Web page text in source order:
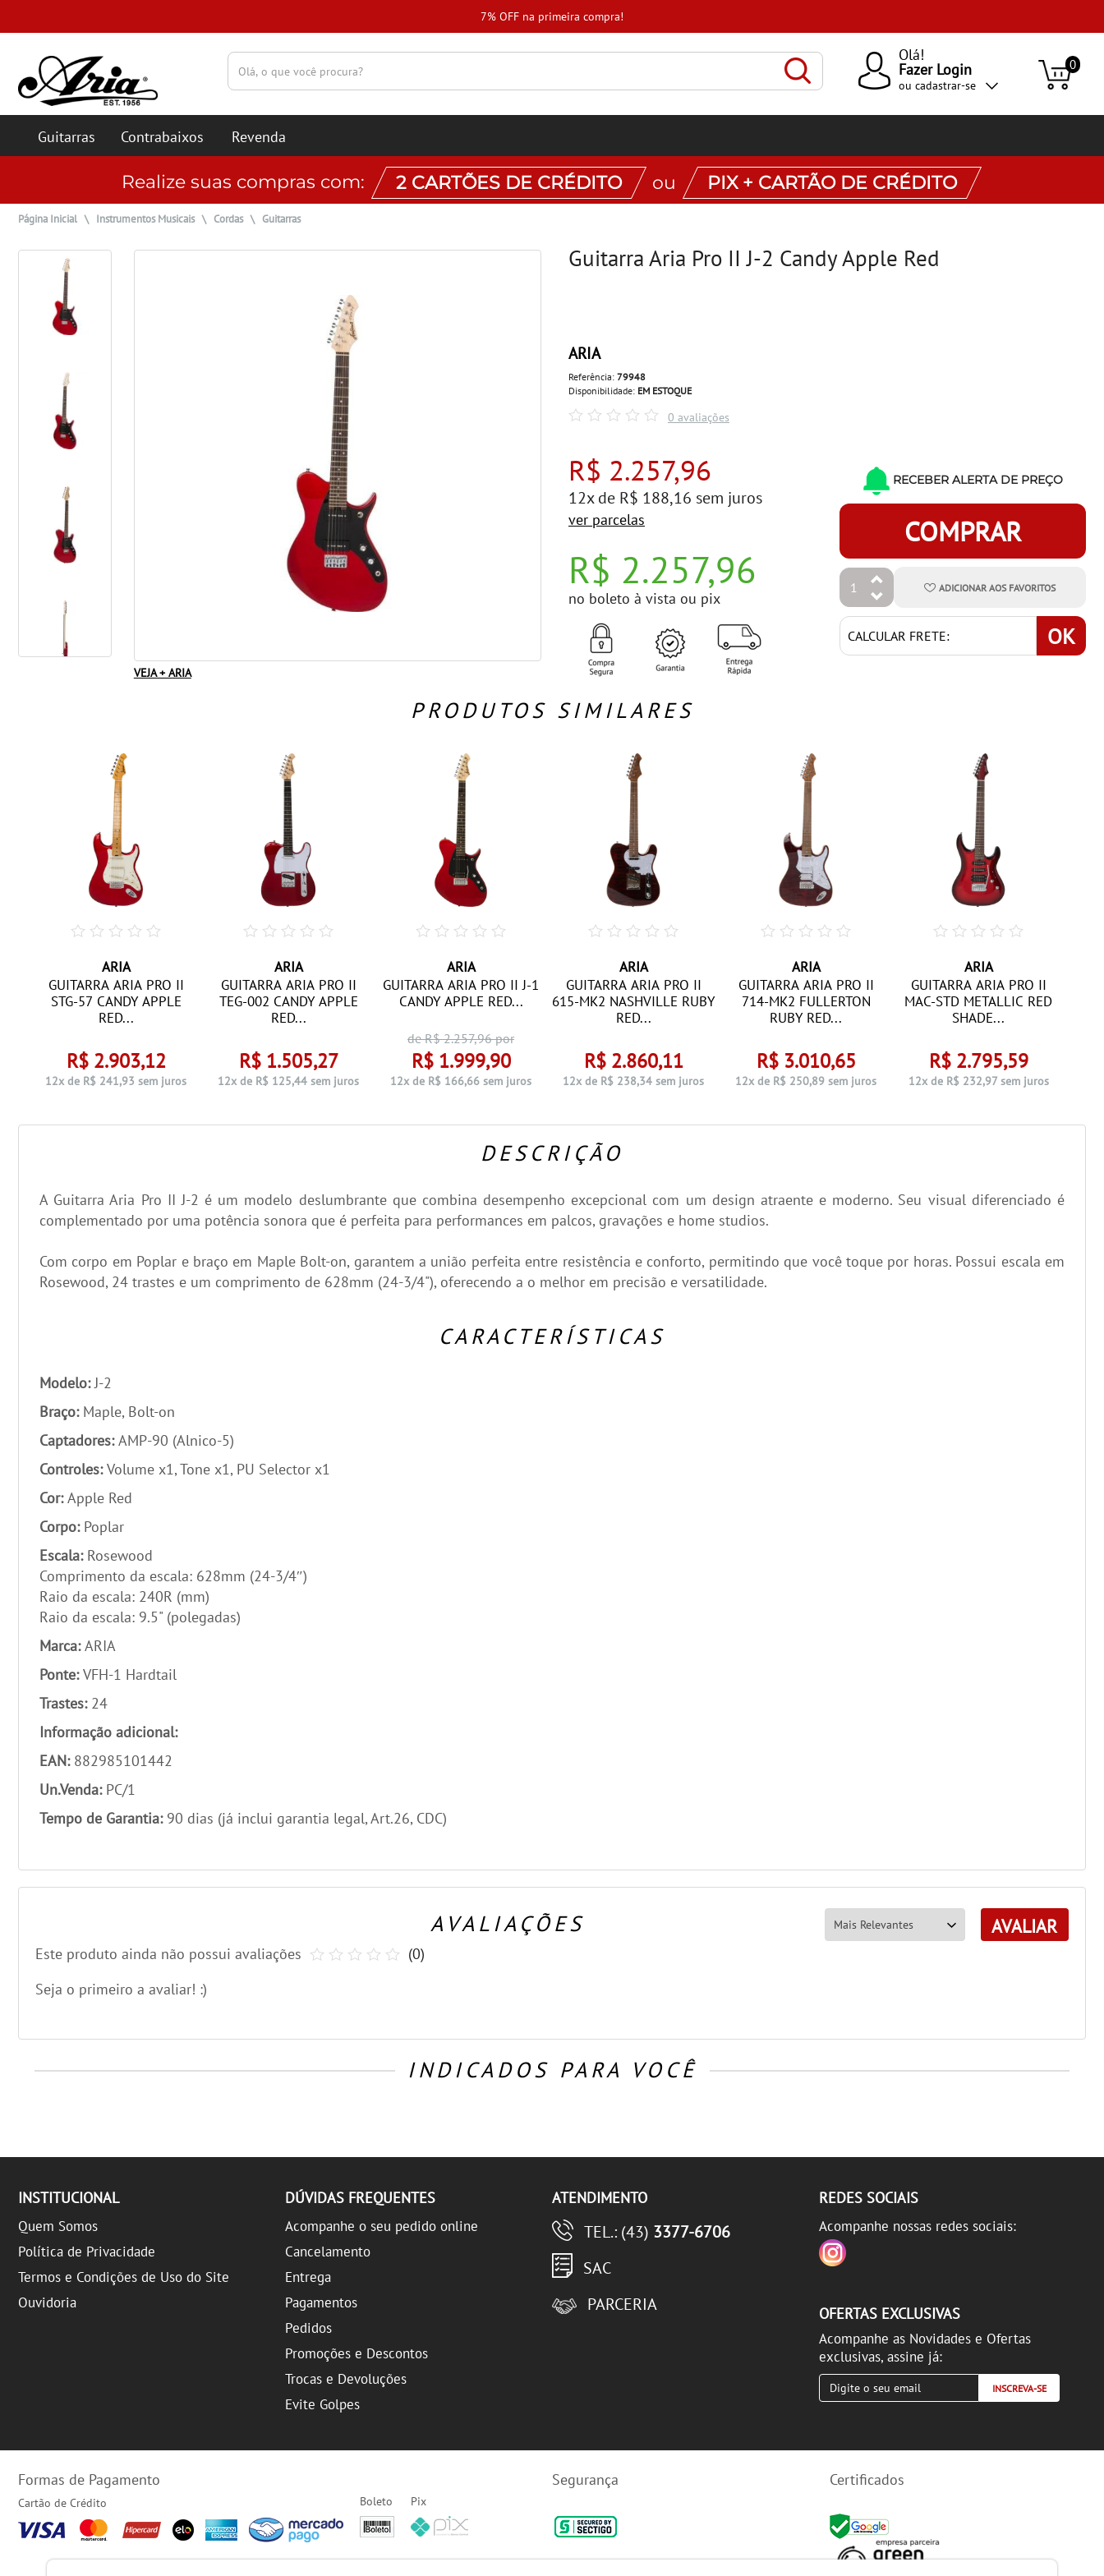
7% OFF na primeira compra!
Olá!
Fazer Login
ou cadastrar-se
0
Guitarras Contrabaixos Revenda
Realize suas compras com: 2 CARTÕES DE CRÉDITO ou PIX + CARTÃO DE CRÉDITO
Página Inicial \ Instrumentos Musicais\ Cordas\ Guitarras
VEJA + ARIA
Guitarra Aria Pro II J-2 Candy Apple Red
ARIA
Referência: 79948
Disponibilidade: EM ESTOQUE
0 avaliações
R$ 2.257,96
12x de R$ 188,16 sem juros
ver parcelas
R$ 2.257,96
no boleto à vista ou pix
RECEBER ALERTA DE PREÇO
COMPRAR
ADICIONAR AOSFAVORITOS
OK
PRODUTOS SIMILARES
ARIA
GUITARRA ARIA PRO II
STG-57 CANDY APPLE
RED...
R$ 2.903,12
12x de R$ 241,93 sem juros
ARIA
GUITARRA ARIA PRO II
TEG-002 CANDY APPLE
RED...
R$ 1.505,27
12x de R$ 125,44 sem juros
ARIA
GUITARRA ARIA PRO II J-1
CANDY APPLE RED...
de R$2.257,96por
R$ 1.999,90
12x de R$ 166,66 sem juros
ARIA
GUITARRA ARIA PRO II
615-MK2 NASHVILLE RUBY
RED...
R$ 2.860,11
12x de R$ 238,34 sem juros
ARIA
GUITARRA ARIA PRO II
714-MK2 FULLERTON
RUBY RED...
R$ 3.010,65
12x de R$ 250,89 sem juros
ARIA
GUITARRA ARIA PRO II
MAC-STD METALLIC RED
SHADE...
R$ 2.795,59
12x de R$ 232,97 sem juros
DESCRIÇÃO
A Guitarra Aria Pro II J-2 é um modelo deslumbrante que combina desempenho excepcional com um design atraente e moderno. Seu visual diferenciado é
complementado por uma potência sonora que é perfeita para performances em palcos, gravações e home studios.
Com corpo em Poplar e braço em Maple Bolt-on, garantem a união perfeita entre resistência e conforto, permitindo que você toque por horas. Possui escala em
Rosewood, 24 trastes e um comprimento de 628mm (24-3/4"), oferecendo a o melhor em precisão e versatilidade.
CARACTERÍSTICAS
Modelo:J-2
Braço: Maple, Bolt-on
Captadores:AMP-90 (Alnico-5)
Controles:Volume x1, Tone x1, PU Selector x1
Cor:Apple Red
Corpo: Poplar
Escala: Rosewood
Comprimento da escala: 628mm (24-3/4″)
Raio da escala: 240R (mm)
Raio da escala: 9.5" (polegadas)
Marca:ARIA
Ponte:VFH-1 Hardtail
Trastes: 24
Informação adicional:
EAN: 882985101442
Un.Venda: PC/1
Tempo de Garantia: 90 dias (já inclui garantia legal, Art.26, CDC)
AVALIAÇÕES AVALIAR
Este produto ainda não possui avaliações
Seja o primeiro a avaliar! :)
(0)
INDICADOS PARA VOCÊ
INSTITUCIONAL
Quem Somos
Política de Privacidade
Termos e Condições de Uso do Site
Ouvidoria
DÚVIDAS FREQUENTES
Acompanhe o seu pedido online
Cancelamento
Entrega
Pagamentos
Pedidos
Promoções e Descontos
Trocas e Devoluções
Evite Golpes
ATENDIMENTO
TEL.: (43) 3377-6706
SAC
PARCERIA
REDES SOCIAIS
Acompanhe nossas redes sociais:
OFERTAS EXCLUSIVAS
Acompanhe as Novidades e Ofertas
exclusivas, assine já:
INSCREVA-SE
Formas de Pagamento
Cartão de Crédito Boleto Pix
Segurança Certificados